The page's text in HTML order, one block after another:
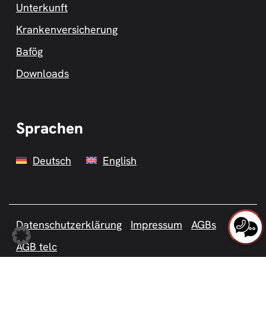
Unterkunft
Krankenversicherung
Bafög
Downloads
Sprachen
Deutsch English
Datenschutzerklärung Impressum
AGBs
AGB telc